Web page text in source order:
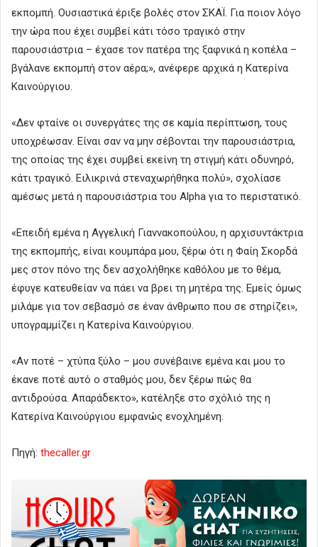
εκπομπή. Ουσιαστικά έριξε βολές στον ΣΚΑΪ. Για ποιον λόγο
την ώρα που έχει συμβεί κάτι τόσο τραγικό στην
παρουσιάστρια – έχασε τον πατέρα της ξαφνικά η κοπέλα –
βγάλανε εκπομπή στον αέρα;», ανέφερε αρχικά η Κατερίνα
Καινούργιου.
«Δεν φταίνε οι συνεργάτες της σε καμία περίπτωση, τους
υποχρέωσαν. Είναι σαν να μην σέβονται την παρουσιάστρια,
της οποίας της έχει συμβεί εκείνη τη στιγμή κάτι οδυνηρό,
κάτι τραγικό. Ειλικρινά στεναχωρήθηκα πολύ», σχολίασε
αμέσως μετά η παρουσιάστρια του Alpha για το περιστατικό.
«Επειδή εμένα η Αγγελική Γιαννακοπούλου, η αρχισυντάκτρια
της εκπομπής, είναι κουμπάρα μου, ξέρω ότι η Φαίη Σκορδά
μες στον πόνο της δεν ασχολήθηκε καθόλου με το θέμα,
έφυγε κατευθείαν να πάει να βρει τη μητέρα της. Εμείς όμως
μιλάμε για τον σεβασμό σε έναν άνθρωπο που σε στηρίζει»,
υπογραμμίζει η Κατερίνα Καινούργιου.
«Αν ποτέ – χτύπα ξύλο – μου συνέβαινε εμένα και μου το
έκανε ποτέ αυτό ο σταθμός μου, δεν ξέρω πώς θα
αντιδρούσα. Απαράδεκτο», κατέληξε στο σχόλιό της η
Κατερίνα Καινούργιου εμφανώς ενοχλημένη.
Πηγή: thecaller.gr